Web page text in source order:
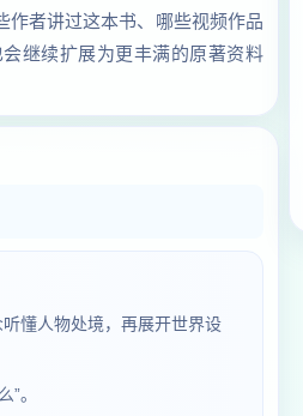
作者讲过这本书、哪些视频作品
继续扩展为更丰满的原著资料
懂人物处境，再展开世界设
。